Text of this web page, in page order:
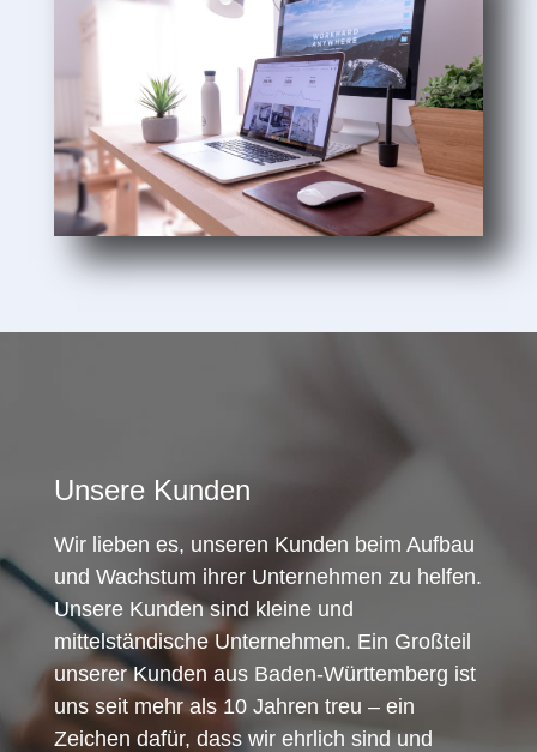
Unsere Kunden
Wir lieben es, unseren Kunden beim Aufbau
und Wachstum ihrer Unternehmen zu helfen.
Unsere Kunden sind kleine und
mittelständische Unternehmen. Ein Großteil
unserer Kunden aus Baden-Württemberg ist
uns seit mehr als 10 Jahren treu – ein
Zeichen dafür, dass wir ehrlich sind und